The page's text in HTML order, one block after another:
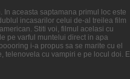
aceasta saptamana primul loc este
incasarilor celui de-al treilea film
Stiti voi, filmul acelasi cu
pe varful muntelui direct in apa
i-a propus sa se marite cu el
cu vampiri e pe locul doi.